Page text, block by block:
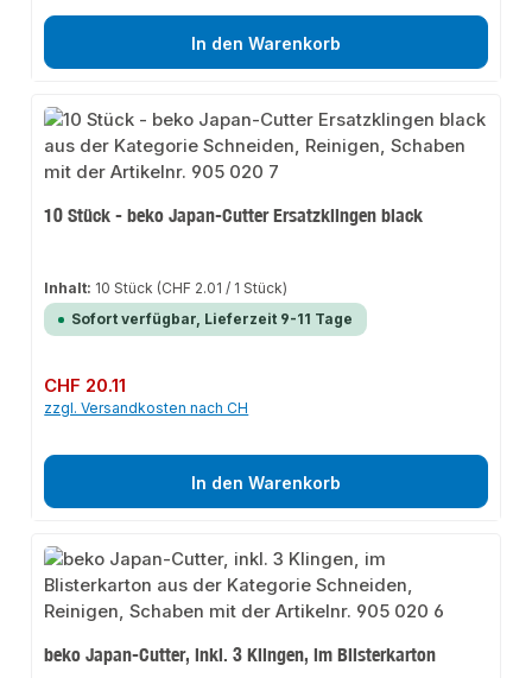
In den Warenkorb
10 Stück - beko Japan-Cutter Ersatzklingen black
Inhalt: 10 Stück (CHF 2.01 / 1 Stück)
Sofort verfügbar, Lieferzeit 9-11 Tage
Regulärer Preis:
CHF 20.11
zzgl. Versandkosten nach CH
In den Warenkorb
beko Japan-Cutter, inkl. 3 Klingen, im Blisterkarton